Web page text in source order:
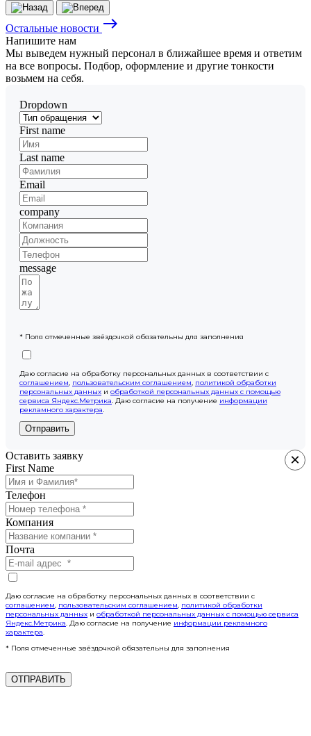
Остальные новости east
Напишите нам
Мы выведем нужный персонал в ближайшее время и ответим
на все вопросы. Подбор, оформление и другие тонкости
возьмем на себя.
Dropdown
First name
Last name
Email
company
message
* Поля отмеченные звёздочкой обязательны для заполнения
Даю согласие на обработку персональных данных в соответствии с
соглашением, пользовательским соглашением, политикой обработки
персональных данных и обработкой персональных данных с помощью
сервиса Яндекс.Метрика. Даю согласие на получение информации
рекламного характера.
Отправить
×
Оставить заявку
First Name
Телефон
Компания
Почта
Даю согласие на обработку персональных данных в соответствии с
соглашением, пользовательским соглашением, политикой обработки
персональных данных и обработкой персональных данных с помощью сервиса
Яндекс.Метрика. Даю согласие на получение информации рекламного
характера.
* Поля отмеченные звёздочкой обязательны для заполнения
ОТПРАВИТЬ